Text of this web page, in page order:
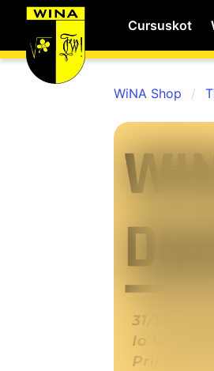
Cursuskot
WiNA
Career
Shop
Studie
WiNA Shop